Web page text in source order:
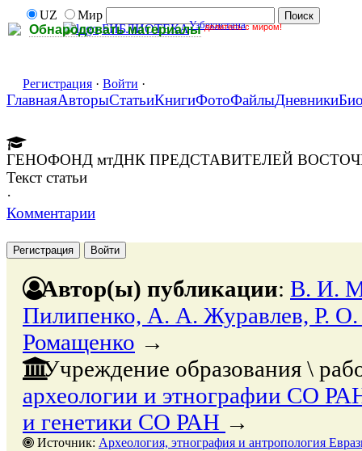
Обнародовать материалы делитесь с миром!
UZ
Мир
БИБЛИОТЕКАУзбекистана
Регистрация · Войти ·
ГлавнаяАвторыСтатьиКнигиФотоФайлыДневники
ГЕНОФОНД мтДНК ПРЕДСТАВИТЕЛЕЙ
Текст статьи
·
Комментарии
Регистрация Войти
Автор(ы) публикации: В. И.
Пилипенко, А. А. Журавлев, Р. О.
Ромащенко →
Учреждение образования \
археологии и этнографии СО
и генетики СО РАН →
Источник: Археология, этнография и антропология Евразии, № 4, 31